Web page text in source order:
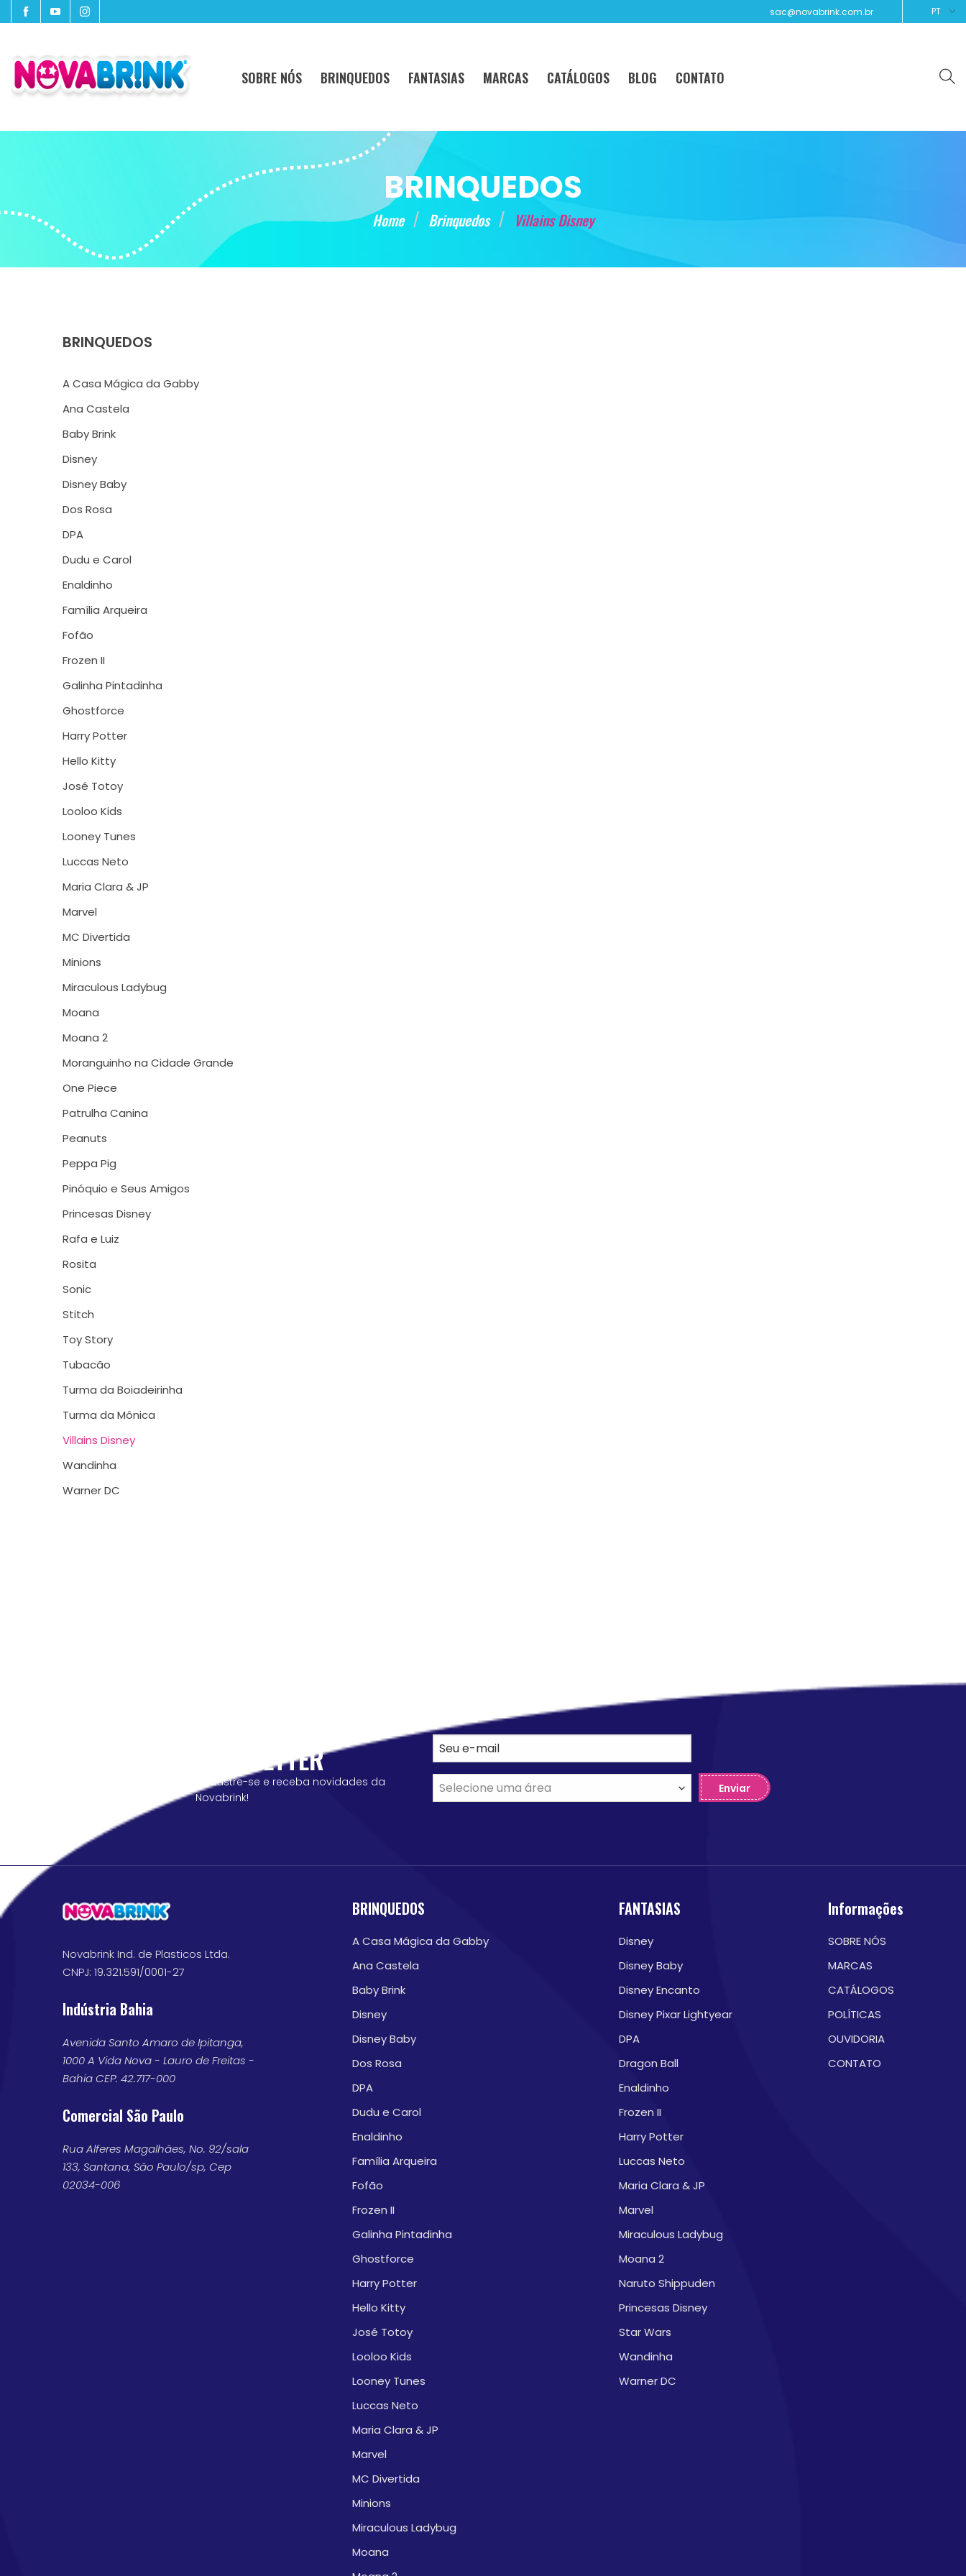
sac@novabrink.com.br PT
SOBRE NÓS BRINQUEDOS FANTASIAS MARCAS CATÁLOGOS BLOG CONTATO
BRINQUEDOS
Home Brinquedos Villains Disney
BRINQUEDOS
A Casa Mágica da Gabby
Ana Castela
Baby Brink
Disney
Disney Baby
Dos Rosa
DPA
Dudu e Carol
Enaldinho
Família Arqueira
Fofão
Frozen II
Galinha Pintadinha
Ghostforce
Harry Potter
Hello Kitty
José Totoy
Looloo Kids
Looney Tunes
Luccas Neto
Maria Clara & JP
Marvel
MC Divertida
Minions
Miraculous Ladybug
Moana
Moana 2
Moranguinho na Cidade Grande
One Piece
Patrulha Canina
Peanuts
Peppa Pig
Pinóquio e Seus Amigos
Princesas Disney
Rafa e Luiz
Rosita
Sonic
Stitch
Toy Story
Tubacão
Turma da Boiadeirinha
Turma da Mônica
Villains Disney
Wandinha
Warner DC
NEWSLETTER
cadastre-se e receba novidades da
Novabrink!
Enviar
Novabrink Ind. de Plasticos Ltda.
CNPJ: 19.321.591/0001-27
Indústria Bahia
Avenida Santo Amaro de Ipitanga,
1000 A Vida Nova - Lauro de Freitas -
Bahia CEP: 42.717-000
Comercial São Paulo
Rua Alferes Magalhães, No. 92/sala
133, Santana, São Paulo/sp, Cep
02034-006
BRINQUEDOS
A Casa Mágica da Gabby
Ana Castela
Baby Brink
Disney
Disney Baby
Dos Rosa
DPA
Dudu e Carol
Enaldinho
Família Arqueira
Fofão
Frozen II
Galinha Pintadinha
Ghostforce
Harry Potter
Hello Kitty
José Totoy
Looloo Kids
Looney Tunes
Luccas Neto
Maria Clara & JP
Marvel
MC Divertida
Minions
Miraculous Ladybug
Moana
FANTASIAS
Disney
Disney Baby
Disney Encanto
Disney Pixar Lightyear
DPA
Dragon Ball
Enaldinho
Frozen II
Harry Potter
Luccas Neto
Maria Clara & JP
Marvel
Miraculous Ladybug
Moana 2
Naruto Shippuden
Princesas Disney
Star Wars
Wandinha
Warner DC
Informações
SOBRE NÓS
MARCAS
CATÁLOGOS
POLÍTICAS
OUVIDORIA
CONTATO